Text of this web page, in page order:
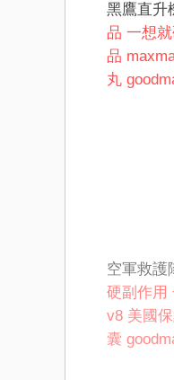
黑鷹直升
品 一想
品
丸
空軍救護
硬副作用
v8 美國
囊